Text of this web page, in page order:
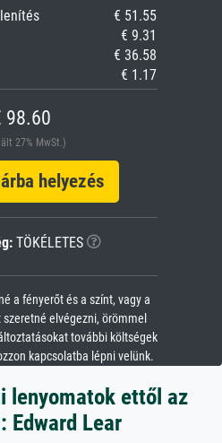
€ 51.55
€ 9.31
€ 36.58
€ 1.17
98.60
27% MwSt.)
helyezés
TÖKÉLETES
a fényerőt és a színt, vagy a
elvégezni, örömmel
további költségek
kapcsolatba lépni velünk.
lenyomatok ettől az
Edward Lear